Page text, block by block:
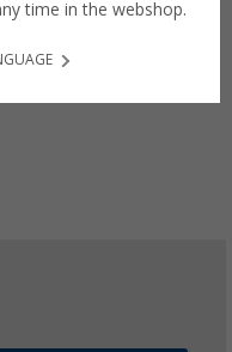
time in the webshop.